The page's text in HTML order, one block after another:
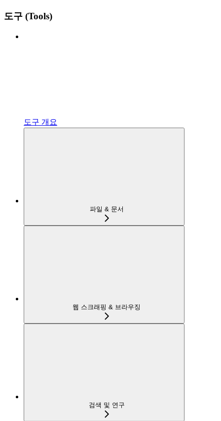
도구 (Tools)
도구 개요
파일 & 문서
웹 스크래핑 & 브라우징
검색 및 연구